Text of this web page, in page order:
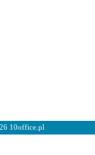
10office.pl